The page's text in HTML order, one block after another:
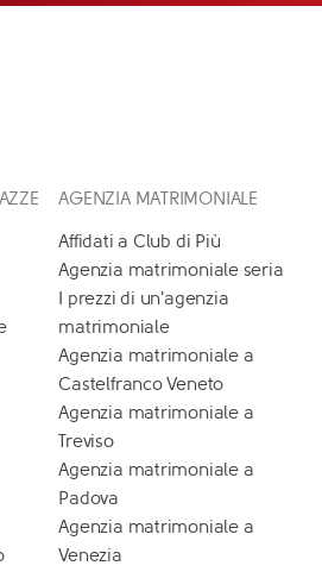
AGENZIA MATRIMONIALE
Affidati a Club di Più
Agenzia matrimoniale seria
I prezzi di un'agenzia
matrimoniale
Agenzia matrimoniale a
Castelfranco Veneto
Agenzia matrimoniale a
Treviso
Agenzia matrimoniale a
Padova
Agenzia matrimoniale a
Venezia